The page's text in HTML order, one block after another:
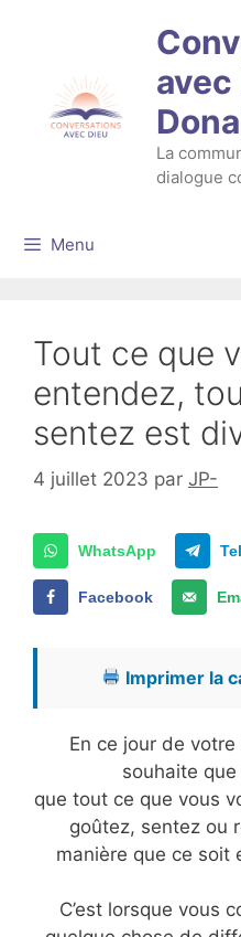
avec
La
dialogue
Menu
Tout ce que
entendez,
sentez est
4 juillet 2023 par JP-
WhatsApp
Facebook
Imprimer la
En ce jour de
souhaite
que tout ce que vous
goûtez, sentez ou
manière que ce soit
C’est lorsque vous